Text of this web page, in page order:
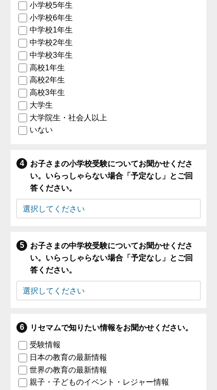
小学校5年生
小学校6年生
中学校1年生
中学校2年生
中学校3年生
高校1年生
高校2年生
高校3年生
大学生
大学院生・社会人以上
いない
お子さまの小学校受験についてお聞かせくださ
い。いらっしゃらない場合「予定なし」とご回
答ください。
お子さまの中学校受験についてお聞かせくださ
い。いらっしゃらない場合「予定なし」とご回
答ください。
リセマムで知りたい情報をお聞かせください。
受験情報
日本の教育の最新情報
世界の教育の最新情報
親子・子どものイベント・レジャー情報